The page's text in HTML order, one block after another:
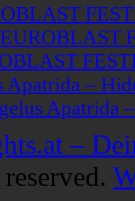
EUROBLAST
Apatrida –
Apatrida
–